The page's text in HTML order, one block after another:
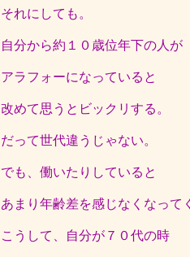
それにしても。
自分から約１０歳位年下の人が
アラフォーになっていると
改めて思うとビックリする。
だって世代違うじゃない。
でも、働いたりしていると
あまり年齢差を感じなくなって
こうして、自分が７０代の時